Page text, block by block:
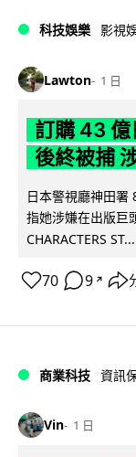
科技娛樂 影視
Lawton 1 日
訂購 43 億
後終被捕
日本警視廳神田署
指她涉嫌在出版巨
CHARACTERS ST...
70 9 ↗
商業科技 資訊
Vin 1 日